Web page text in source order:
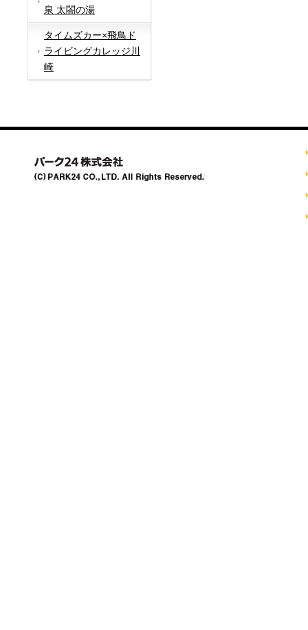
泉 太閤の湯
タイムズカー×飛鳥ド
ライビングカレッジ川
崎